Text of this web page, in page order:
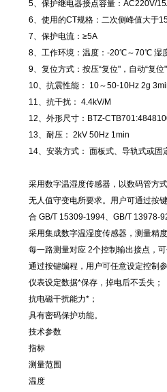
5、保护继电器接点容量：AC220V/
6、使用的CT规格：二次侧峰值大于
7、保护电流：≥5A
8、工作环境：温度：-20℃～70℃ 湿
9、复位方式：按压“复位"，自动“复位"
10、抗震性能： 10～50-10Hz 2g
11、抗干扰： 4.4kV/M
12、外形尺寸：BTZ-
13、耐压： 2kV 50Hz 1min
14、安装方式： 面板式、导轨式或固
采用数字温湿度传感器，以数码管方
无人值守变电所要求。用户可通过按
合 GB/T 15309-1994、GB/T 13978-92
采用集成数字温湿度传感器，测量精度
每一路测量对应 2个控制输出接点，
通过按键编程，用户可任意设定控制
仪表设定数据*保存，掉电后不丢失；
抗电磁干扰能力*；
具有密码保护功能。
技术参数
指标
测量范围
温度